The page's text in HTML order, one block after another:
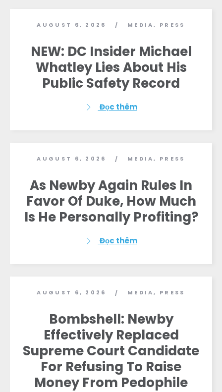
AUGUST 6, 2026 / MEDIA, PRESS
NEW: DC Insider Michael
Whatley Lies About His
Public Safety Record
Đọc thêm
AUGUST 6, 2026 / MEDIA, PRESS
As Newby Again Rules In
Favor Of Duke, How Much
Is He Personally Profiting?
Đọc thêm
AUGUST 6, 2026 / MEDIA, PRESS
Bombshell: Newby
Effectively Replaced
Supreme Court Candidate
For Refusing To Raise
Money From Pedophile